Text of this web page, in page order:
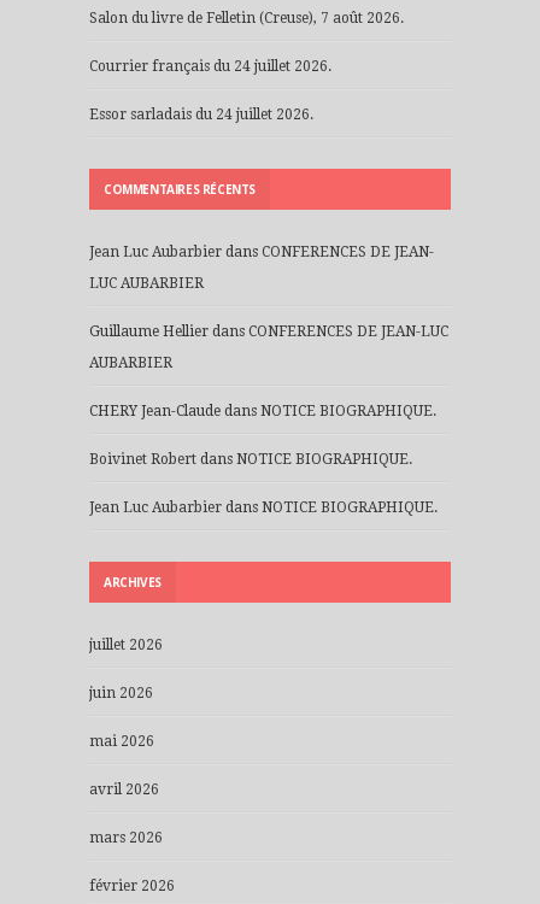
Salon du livre de Felletin (Creuse), 7 août 2026.
Courrier français du 24 juillet 2026.
Essor sarladais du 24 juillet 2026.
COMMENTAIRES RÉCENTS
Jean Luc Aubarbier dans CONFERENCES DE JEAN-
LUC AUBARBIER
Guillaume Hellier dans CONFERENCES DE JEAN-LUC
AUBARBIER
CHERY Jean-Claude dans NOTICE BIOGRAPHIQUE.
Boivinet Robert dans NOTICE BIOGRAPHIQUE.
Jean Luc Aubarbier dans NOTICE BIOGRAPHIQUE.
ARCHIVES
juillet 2026
juin 2026
mai 2026
avril 2026
mars 2026
février 2026